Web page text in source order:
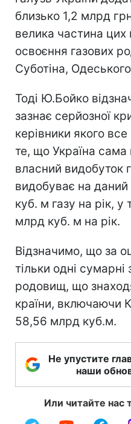
близько 1,2 млрд
велика частина
освоєння газових
Суботіна,
Тоді Ю.Бойко
зазнає серйозної
керівники якого
те, що Україна сама
власний видобуток
видобуває на
куб. м газу на рік,
млрд куб. м на рік.
Відзначимо, що за
тільки одні сумарні
родовищ, що
країни, включаючи
58,56 млрд куб.м.
Не упустите
наши
Или читайте нас